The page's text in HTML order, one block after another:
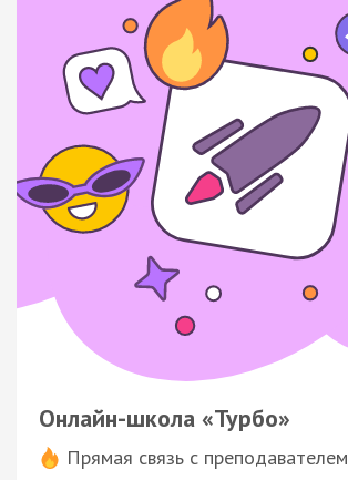
Онлайн-школа «Турбо»
Прямая связь с преподавателем